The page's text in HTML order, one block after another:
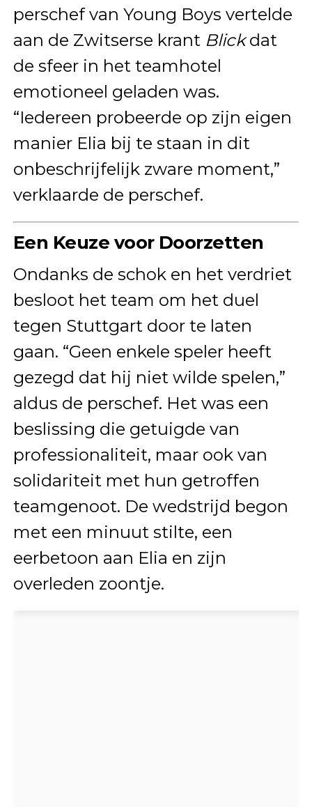
perschef van Young Boys vertelde
aan de Zwitserse krant Blickdat
de sfeer in het teamhotel
emotioneel geladen was.
“Iedereen probeerde op zijn eigen
manier Elia bij te staan in dit
onbeschrijfelijk zware moment,”
verklaarde de perschef.
Een Keuze voor Doorzetten
Ondanks de schok en het verdriet
besloot het team om het duel
tegen Stuttgart door te laten
gaan. “Geen enkele speler heeft
gezegd dat hij niet wilde spelen,”
aldus de perschef. Het was een
beslissing die getuigde van
professionaliteit, maar ook van
solidariteit met hun getroffen
teamgenoot. De wedstrijd begon
met een minuut stilte, een
eerbetoon aan Elia en zijn
overleden zoontje.